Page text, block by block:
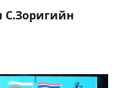
С.Зоригийн